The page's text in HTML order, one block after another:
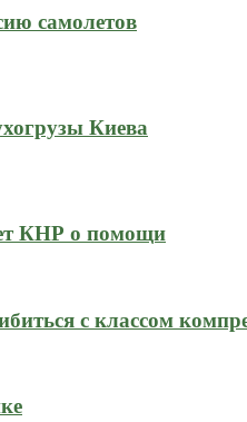
самолетов
Киева
КНР о помощи
с классом